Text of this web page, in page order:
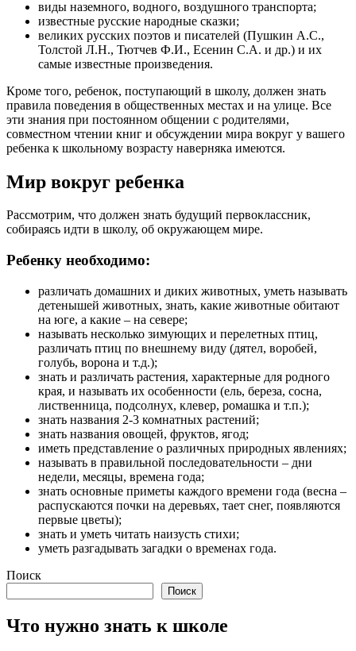
виды наземного, водного, воздушного транспорта;
известные русские народные сказки;
великих русских поэтов и писателей (Пушкин А.С.,
Толстой Л.Н., Тютчев Ф.И., Есенин С.А. и др.) и их
самые известные произведения.
Кроме того, ребенок, поступающий в школу, должен знать
правила поведения в общественных местах и на улице. Все
эти знания при постоянном общении с родителями,
совместном чтении книг и обсуждении мира вокруг у вашего
ребенка к школьному возрасту наверняка имеются.
Мир вокруг ребенка
Рассмотрим, что должен знать будущий первоклассник,
собираясь идти в школу, об окружающем мире.
Ребенку необходимо:
различать домашних и диких животных, уметь называть
детенышей животных, знать, какие животные обитают
на юге, а какие – на севере;
называть несколько зимующих и перелетных птиц,
различать птиц по внешнему виду (дятел, воробей,
голубь, ворона и т.д.);
знать и различать растения, характерные для родного
края, и называть их особенности (ель, береза, сосна,
лиственница, подсолнух, клевер, ромашка и т.п.);
знать названия 2-3 комнатных растений;
знать названия овощей, фруктов, ягод;
иметь представление о различных природных явлениях;
называть в правильной последовательности – дни
недели, месяцы, времена года;
знать основные приметы каждого времени года (весна –
распускаются почки на деревьях, тает снег, появляются
первые цветы);
знать и уметь читать наизусть стихи;
уметь разгадывать загадки о временах года.
Поиск
Поиск
Что нужно знать к школе